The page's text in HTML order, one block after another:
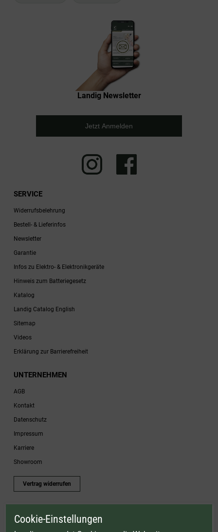
Landig Newsletter
Jetzt Anmelden
SERVICE
Widerrufsbelehrung
Bestell- & Lieferinfos
Newsletter
Garantie
Infos zu Elektro- & Elektronikgeräte
Hinweis zum Batteriegesetz
Katalog
Landig Catalog English
Sitemap
Videos
Erklärung zur Barrierefreiheit
UNTERNEHMEN
AGB
Kontakt
Datenschutz
Impressum
Karriere
Showroom
Vertrag widerrufen
* Gültig bis einschließlich 17.08.2026. Keine Barauszahlung möglich. Nicht mit
Cookie-Einstellungen